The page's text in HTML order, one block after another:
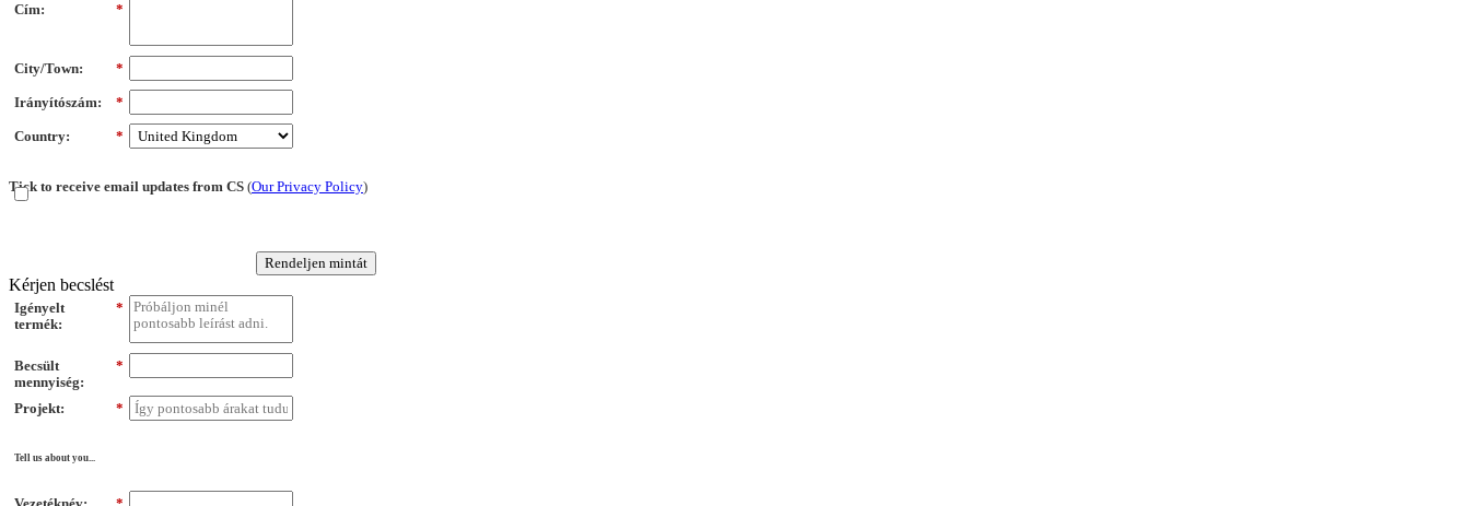
*
Cím:
*
City/Town:
*
Irányítószám:
*
Country:
Tick to receive email updates from CS (Our Privacy Policy)
Rendeljen mintát
Kérjen becslést
*
Igényelt
termék:
*
Becsült
mennyiség:
*
Projekt:
Tell us about you...